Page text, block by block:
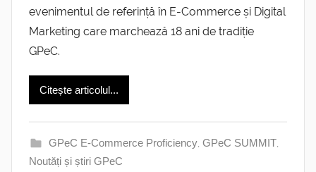
evenimentul de referință în E-Commerce și Digital
Marketing care marchează 18 ani de tradiție
GPeC.
Citește articolul...
GPeC E-Commerce Proficiency, GPeC SUMMIT,
Noutăți și știri GPeC